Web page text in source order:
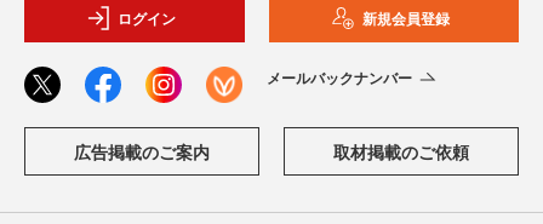
ログイン 新規会員登録
メールバックナンバー
広告掲載のご案内 取材掲載のご依頼